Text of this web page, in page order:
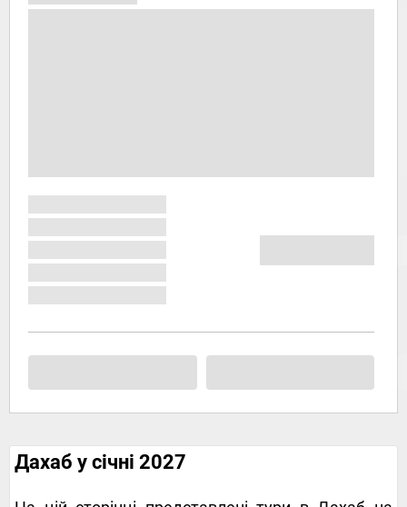
Дахаб у січні 2027